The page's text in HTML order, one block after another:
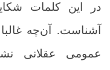
در این کلمات
آشناست. آن‌چه
عمومی عقلانی